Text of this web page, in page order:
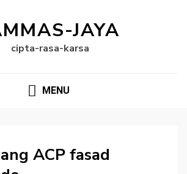
JAYA
cipta-rasa-karsa
MENU
ACP fasad